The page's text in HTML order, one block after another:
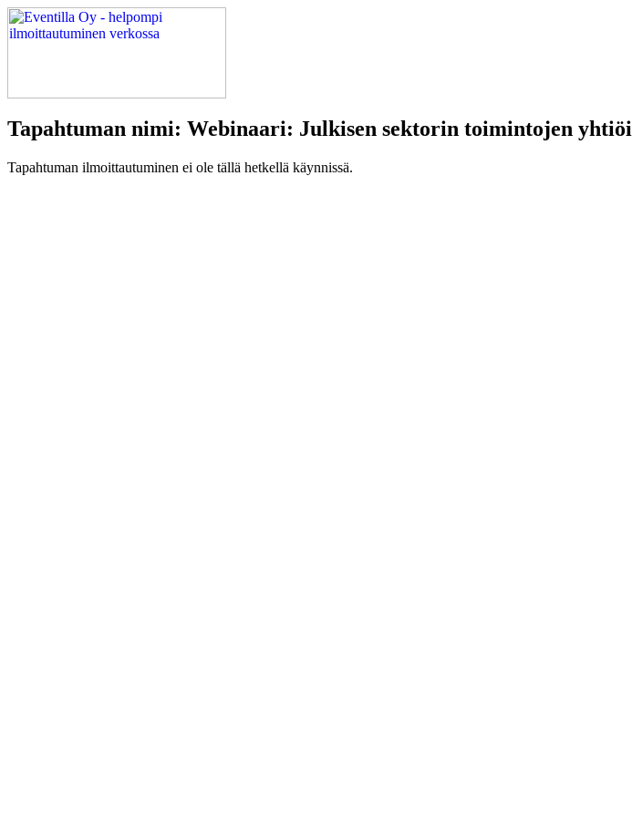
Tapahtuman nimi: Webinaari: Julkisen sektorin toimintojen
Tapahtuman ilmoittautuminen ei ole tällä hetkellä käynnissä.